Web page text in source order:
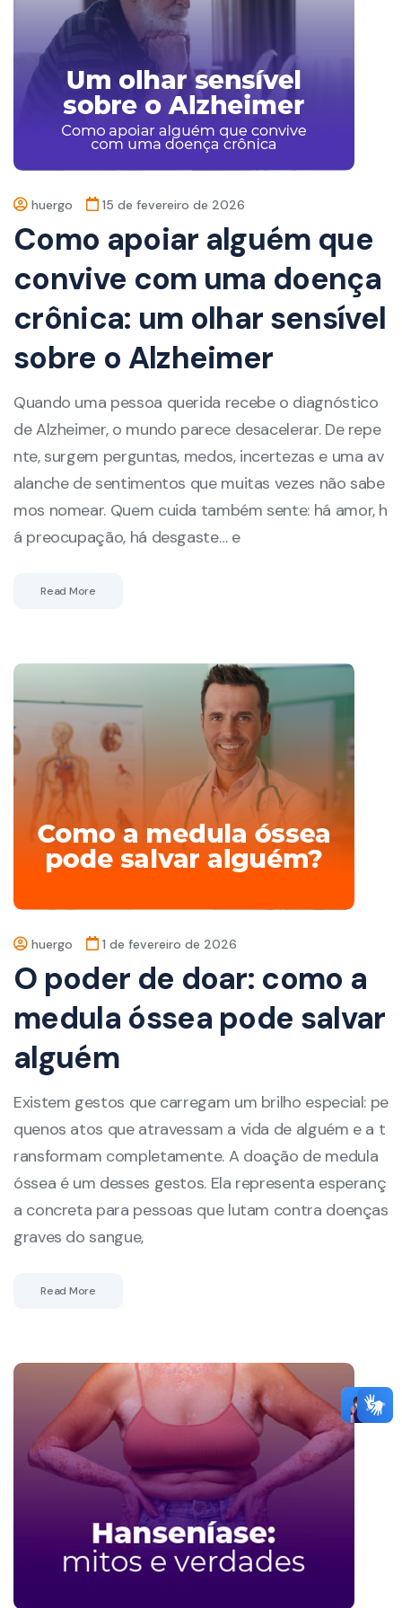
huergo 15 de fevereiro de 2026
Como apoiar alguém que
convive com uma doença
crônica: um olhar sensível
sobre o Alzheimer
Quando uma pessoa querida recebe o diagnóstico
de Alzheimer, o mundo parece desacelerar. De repe
nte, surgem perguntas, medos, incertezas e uma av
alanche de sentimentos que muitas vezes não sabe
mos nomear. Quem cuida também sente: há amor, h
á preocupação, há desgaste… e
Read More
huergo 1 de fevereiro de 2026
O poder de doar: como a
medula óssea pode salvar
alguém
Existem gestos que carregam um brilho especial: pe
quenos atos que atravessam a vida de alguém e a t
ransformam completamente. A doação de medula
óssea é um desses gestos. Ela representa esperanç
a concreta para pessoas que lutam contra doenças
graves do sangue,
Read More